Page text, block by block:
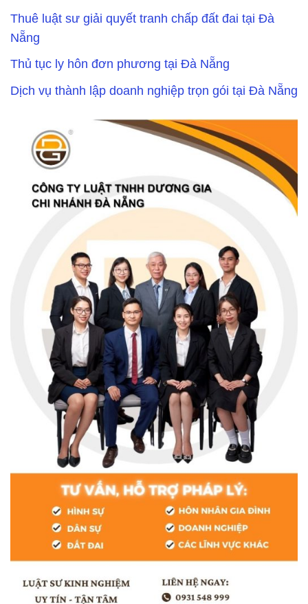
Thuê luật sư giải quyết tranh chấp đất đai tại Đà
Nẵng
Thủ tục ly hôn đơn phương tại Đà Nẵng
Dịch vụ thành lập doanh nghiệp trọn gói tại Đà Nẵng